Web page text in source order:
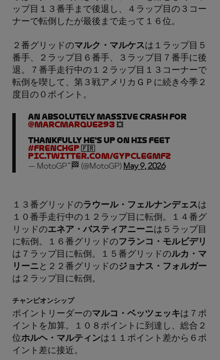
ップ目１３番手まで後退し、４ラップ目の３コー
ナーで転倒したが最後まで走って１６位。
２番グリッドのマルク・マルケスは１ラップ目５
番手、２ラップ目６番手、３ラップ目７番手に後
退。７番手走行中の１２ラップ目１３コーナーで
転倒を喫して、第３戦アメリカＧＰに続き今季２
度目の０ポイント。
AN ABSOLUTELY MASSIVE CRASH for
@marcmarquez93 💥
Thankfully he's up on his feet
#FrenchGP 🇫🇷
pic.twitter.com/gyPcleGMFZ
— MotoGP™🏁 (@MotoGP) May 9, 2026
１３番グリッドのラウール・フェルナンデェスは
１０番手走行中の１２ラップ目に転倒。１４番グ
リッドのエネア・バスティアニーニは５ラップ目
に転倒。１６番グリッドのフランコ・モルビデリ
は７ラップ目に転倒。１５番グリッドのルカ・マ
リーニ と２２番グリッドのジョナス・フォルガー
は２ラップ目に転倒。
チャンピオンシップ
ポイントリーダーのマルコ・ベッツェッキは７ポ
イントを加算。１０８ポイントに到達し、総合２
位ホルヘ・マルティンは１１ポイント差から６ポ
イント差に接近。